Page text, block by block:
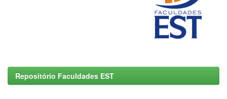
Repositório Faculdades EST